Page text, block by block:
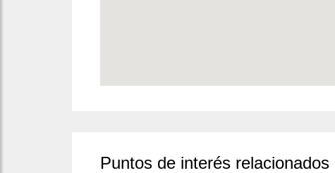
Puntos de interés relacionados